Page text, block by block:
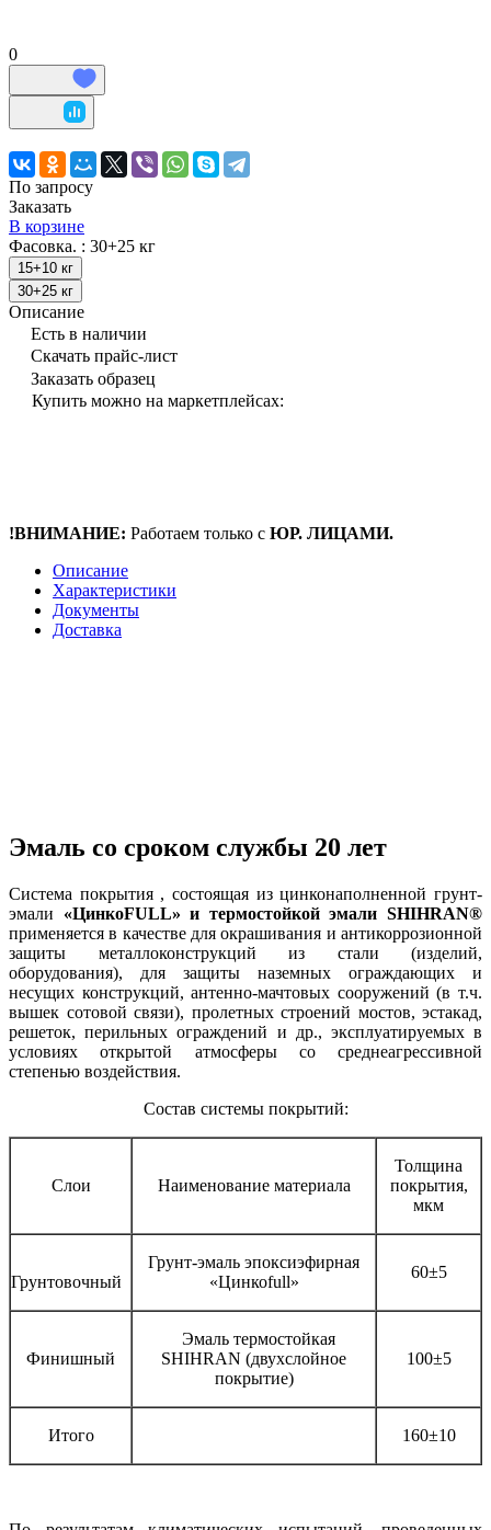
0
По запросу
Заказать
В корзине
Фасовка. : 30+25 кг
15+10 кг
30+25 кг
Описание
Есть в наличии
Скачать прайс-лист
Заказать образец
Купить можно на маркетплейсах:
!ВНИМАНИЕ: Работаем только с ЮР. ЛИЦАМИ.
Описание
Характеристики
Документы
Доставка
Эмаль со сроком службы 20 лет
Система покрытия , состоящая из цинконаполненной грунт-
эмали «ЦинкоFULL» и термостойкой эмали SHIHRAN®
применяется в качестве для окрашивания и антикоррозионной
защиты металлоконструкций из стали (изделий,
оборудования), для защиты наземных ограждающих и
несущих конструкций, антенно-мачтовых сооружений (в т.ч.
вышек сотовой связи), пролетных строений мостов, эстакад,
решеток, перильных ограждений и др., эксплуатируемых в
условиях открытой атмосферы со среднеагрессивной
степенью воздействия.
Состав системы покрытий:
Слои Наименование материала
Толщина
покрытия,
мкм
Грунтовочный
Грунт-эмаль эпоксиэфирная
«Цинкоfull»
60±5
Финишный
Эмаль термостойкая
SHIHRAN (двухслойное
покрытие)
100±5
Итого 160±10